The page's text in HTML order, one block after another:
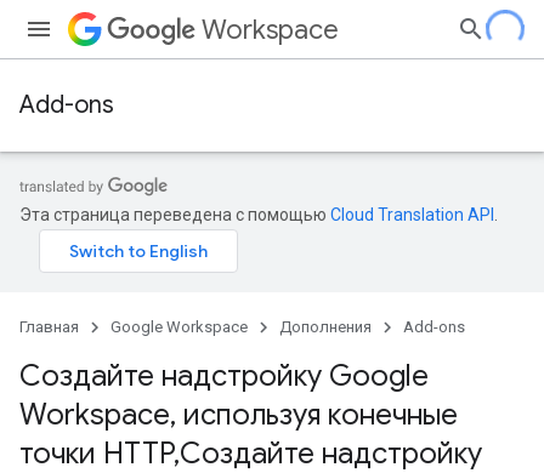
Workspace
Add-ons
Эта страница переведена с помощью Cloud Translation API
Главная Google Workspace Дополнения Add-ons
Создайте надстройку Google
Workspace, используя конечные
точки HTTP,Создайте надстройку